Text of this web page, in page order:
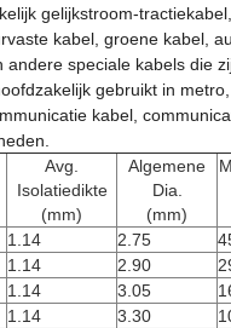
gelijkstroom-
kabel, groene kabel,
andere speciale kabels die
gebruikt in
kabel,
Avg.
Isolatiedikte
(mm)
Algemene
Dia.
(mm)
1.14 2.75
1.14 2.90
1.14 3.05
1.14 3.30